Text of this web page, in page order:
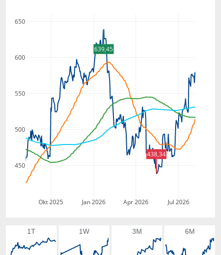
Okt 2025 Jan 2026 Apr 2026 Jul 2026
450
500
550
600
650
639,45
438,34
1T 1W 3M 6M